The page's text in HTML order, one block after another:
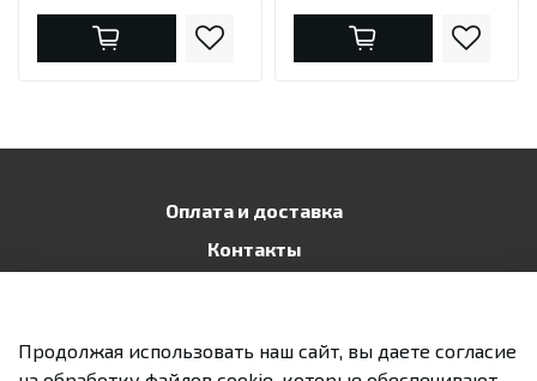
Оплата и доставка
Контакты
Возврат и обмен
Продолжая использовать наш сайт, вы даете согласие